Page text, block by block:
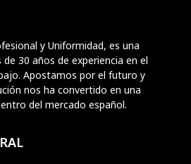
y Uniformidad, es una
30 años de experiencia en el
Apostamos por el futuro y
nos ha convertido en una
del mercado español.